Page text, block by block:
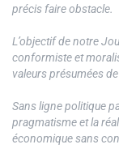
précis faire obstacle.
L’objectif de notre
conformiste et
valeurs présumées de
Sans ligne politique
pragmatisme et la
économique sans